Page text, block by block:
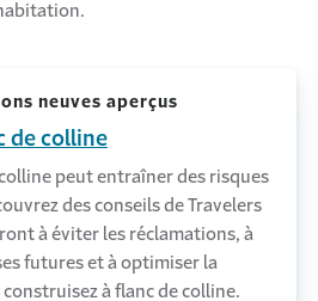
neuves aperçus
de colline
peut entraîner des risques
des conseils de Travelers
à éviter les réclamations, à
futures et à optimiser la
à flanc de colline.